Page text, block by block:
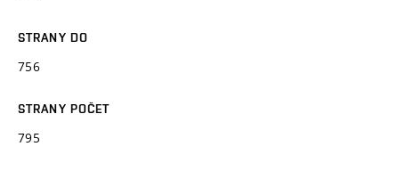
STRANY DO
756
STRANY POČET
795